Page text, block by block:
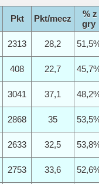
Pkt Pkt/mecz
% z
gry
2313 28,2
408 22,7
3041 37,1
2868 35
2633 32,5
2753 33,6